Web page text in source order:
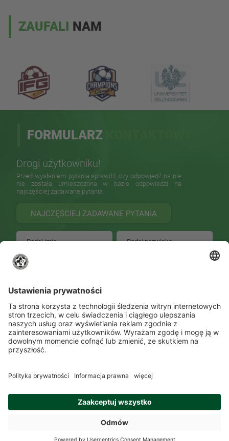
ZAUFALI NAM
FORMULARZ
Drogi użytkowniku!
Przed wysłaniem pytania sprawdź, czy odpowiedź na nie
nie została umieszczona w bazie odpowiedzi na
najczęściej zadawane pytania.
NAJCZĘŚCIEJ ZADAWANE PYTANIA
Zmień ustawienia prywatności Kontakt
Lokalizacje